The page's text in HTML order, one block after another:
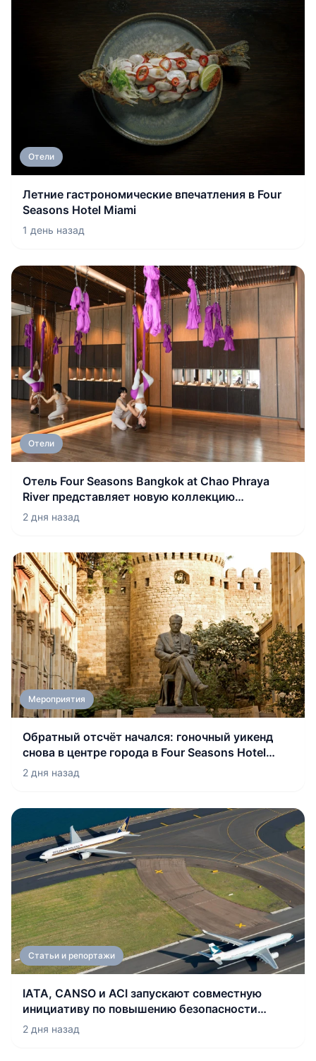
Отели
Летние гастрономические впечатления в Four
Seasons Hotel Miami
1 день назад
Отели
Отель Four Seasons Bangkok at Chao Phraya
River представляет новую коллекцию
впечатлений для подростков «Bangkok
2 дня назад
Мероприятия
Обратный отсчёт начался: гоночный уикенд
снова в центре города в Four Seasons Hotel
Baku
2 дня назад
Статьи и репортажи
IATA, CANSO и ACI запускают совместную
инициативу по повышению безопасности
взлетно-посадочных полос
2 дня назад